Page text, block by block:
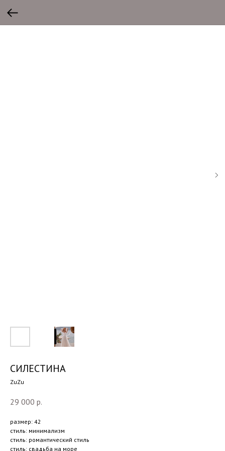
СИЛЕСТИНА
ZuZu
29 000 р.
размер: 42
стиль: минимализм
стиль: романтический стиль
стиль: свадьба на море